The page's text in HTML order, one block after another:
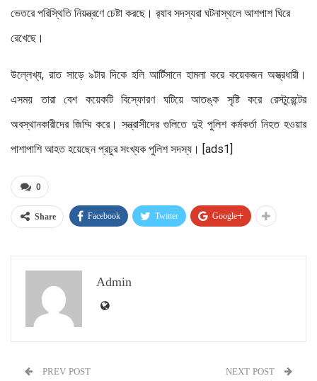
ভেতরে পরিস্থিতি নিয়ন্ত্রণে চেষ্টা করছে। র‍্যাব সদস্যরা ঘটনাস্থলে আশপাশ ঘিরে
রেখেছে।
উল্লেখ্য, রাত সাড়ে ৯টার দিকে হলি আর্টিসানে হামলা করে কয়েকজন অস্ত্রধারী।
এসময় তারা বেশ কয়েকটি বিস্ফোরণ ঘটিয়ে আতঙ্ক সৃষ্টি করে রেস্টুরেন্টের
অবস্থানকারীদের জিম্মি করে। সন্ত্রাসীদের গুলিতে দুই পুলিশ কর্মকর্তা নিহত হওয়ার
পাশাপাশি আহত হয়েছেন প্রচুর সংখ্যক পুলিশ সদস্য। [ads1]
0
Share Facebook Twitter Google+
Admin
PREV POST NEXT POST